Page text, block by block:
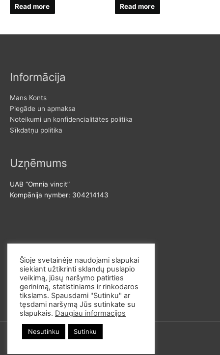
Read more Read more
Informācija
Mans Konts
Piegāde un apmaksa
Noteikumi un konfidencialitātes politika
Sīkdatņu politika
Uzņēmums
UAB “Omnia vincit”
Kompānija nymber: 304214143
E-pasts: info@omvi.lt
Telefona numurs: +37062033145
© 2026
Šioje svetainėje naudojami slapukai
siekiant užtikrinti sklandų puslapio
veikimą, jūsų naršymo patirties
gerinimą, statistiniams ir rinkodaros
tikslams. Spausdami "Sutinku" ar
tęsdami naršymą Jūs sutinkate su
slapukais. Daugiau informacijos
Nesutinku Sutinku